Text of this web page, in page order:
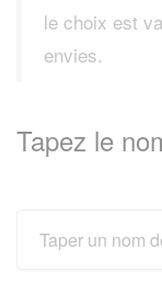
le choix est
envies.
Tapez le